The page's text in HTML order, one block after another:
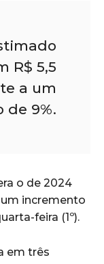
R$ 5,5
a um
de 9%.
o de 2024
um incremento
feira (1º).
em três